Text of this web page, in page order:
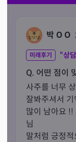
박 O O
미래후기 “상담
Q. 어떤 점이
사주를 너무
잘봐주셔서 기
많이 남아요 !!
님
말처럼 긍정